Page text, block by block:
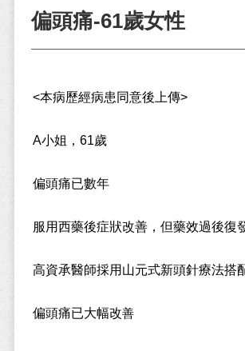
偏頭痛-61歲女性
<本病歷經病患同意後上傳>
A小姐，61歲
偏頭痛已數年
服用西藥後症狀改善，但藥效過後復
高資承醫師採用山元式新頭針療法搭
偏頭痛已大幅改善